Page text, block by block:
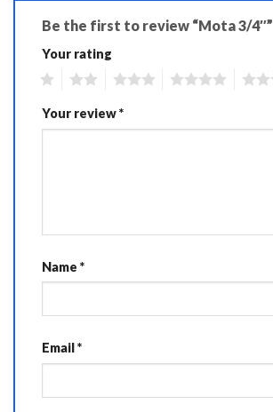
Be the first to review “Mota 3/4″”
Your rating
Your review*
Name *
Email*